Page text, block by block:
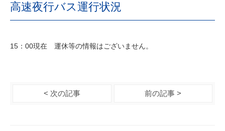
高速夜行バス運行状況
15：00現在 運休等の情報はございません。
前の記事 >
< 次の記事